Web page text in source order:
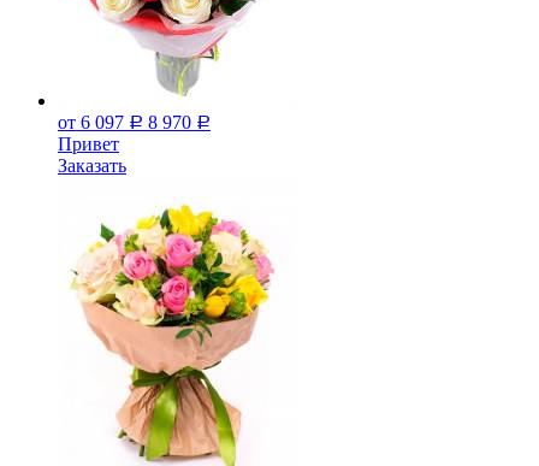
от 6 097 Р 8 970 Р
Привет
Заказать